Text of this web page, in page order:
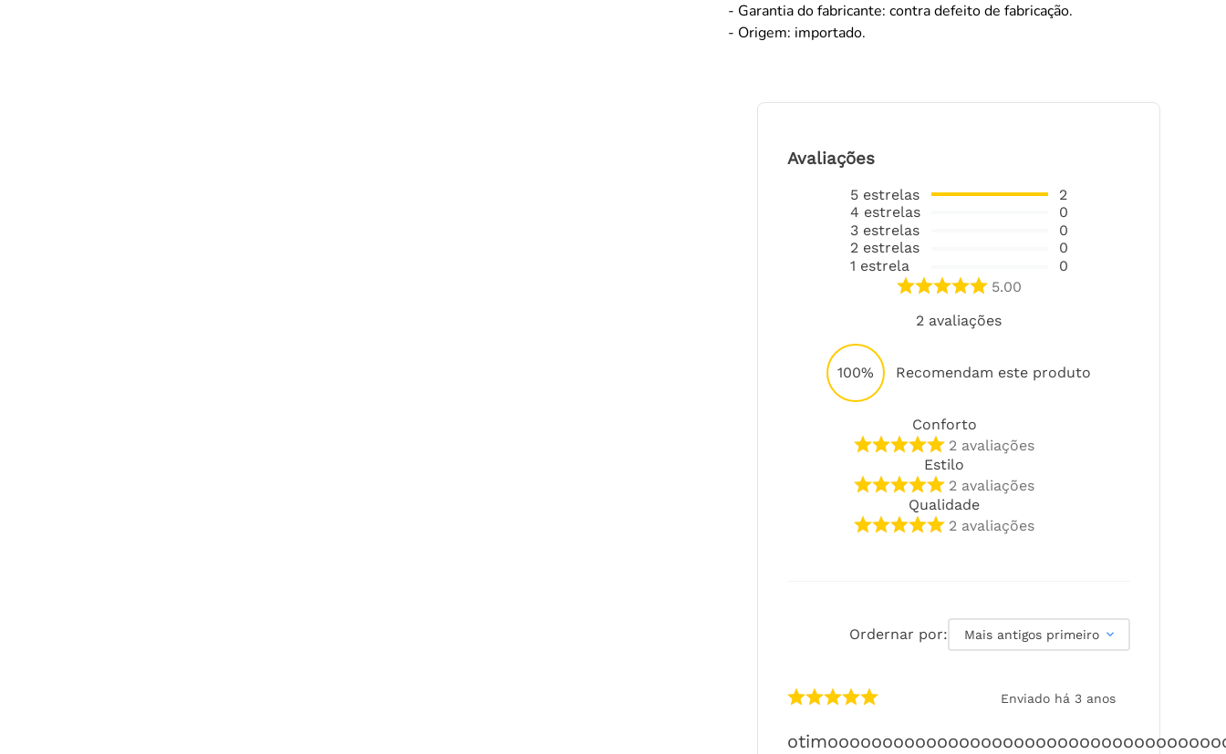
- Garantia do fabricante: contra defeito de fabricação.
- Origem: importado.
Avaliações
5 estrelas
4 estrelas
3 estrelas
2 estrelas
1 estrela
2
0
0
0
0
5.00
2 avaliações
100% Recomendam este produto
Conforto
2 avaliações
Estilo
2 avaliações
Qualidade
2 avaliações
Ordernar por: Mais antigos primeiro
Enviado há 3 anos